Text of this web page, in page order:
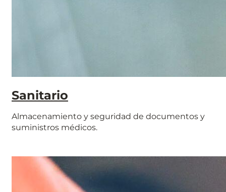
Sanitario
Almacenamiento y seguridad de documentos y
suministros médicos.